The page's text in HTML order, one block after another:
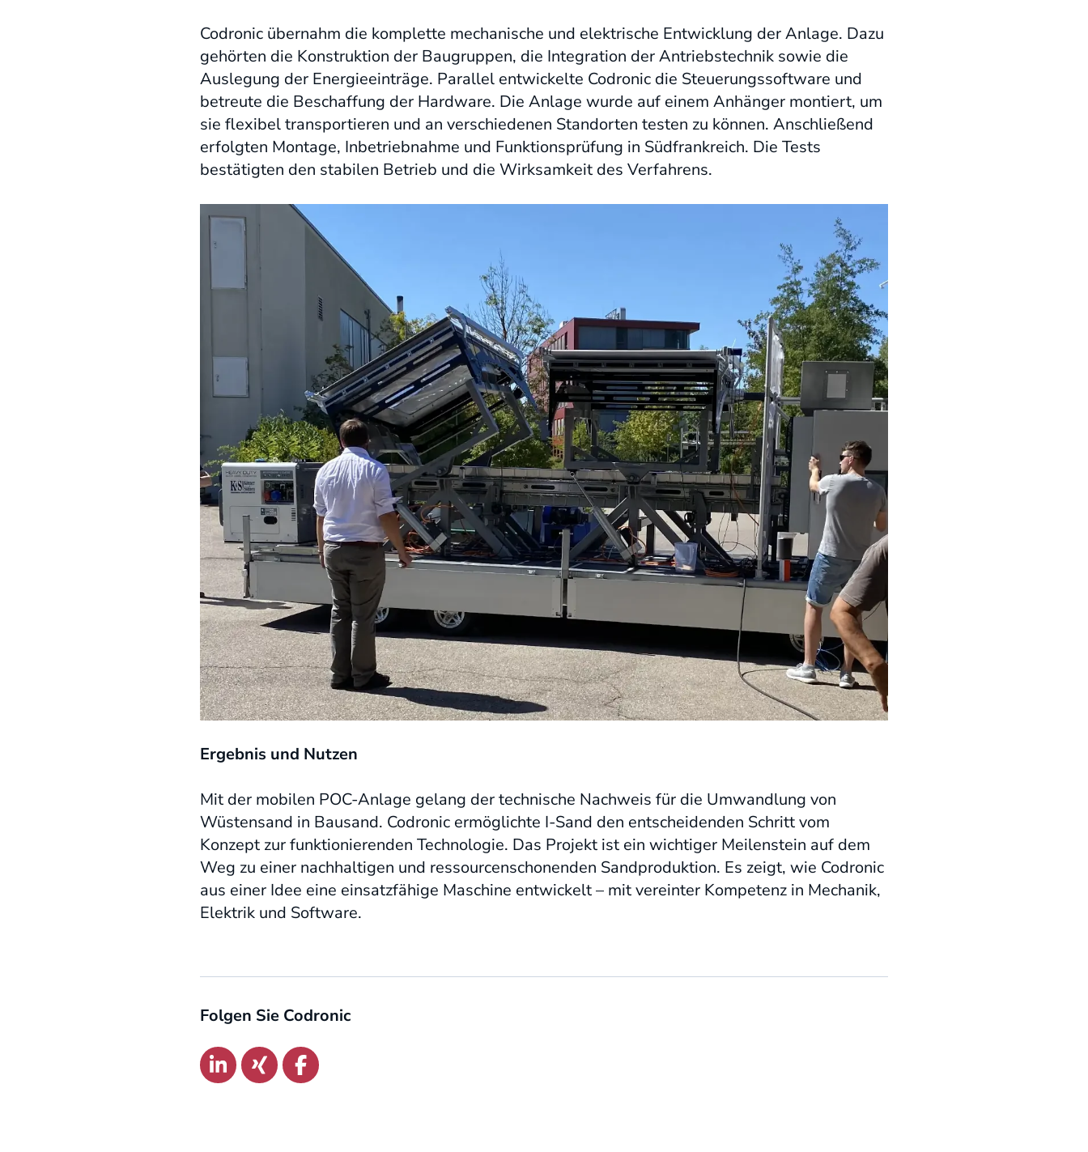
Codronic übernahm die komplette mechanische und elektrische Entwicklung der Anlage. Dazu
gehörten die Konstruktion der Baugruppen, die Integration der Antriebstechnik sowie die
Auslegung der Energieeinträge. Parallel entwickelte Codronic die Steuerungssoftware und
betreute die Beschaffung der Hardware. Die Anlage wurde auf einem Anhänger montiert, um
sie flexibel transportieren und an verschiedenen Standorten testen zu können. Anschließend
erfolgten Montage, Inbetriebnahme und Funktionsprüfung in Südfrankreich. Die Tests
bestätigten den stabilen Betrieb und die Wirksamkeit des Verfahrens.
Ergebnis und Nutzen
Mit der mobilen POC-Anlage gelang der technische Nachweis für die Umwandlung von
Wüstensand in Bausand. Codronic ermöglichte I-Sand den entscheidenden Schritt vom
Konzept zur funktionierenden Technologie. Das Projekt ist ein wichtiger Meilenstein auf dem
Weg zu einer nachhaltigen und ressourcenschonenden Sandproduktion. Es zeigt, wie Codronic
aus einer Idee eine einsatzfähige Maschine entwickelt – mit vereinter Kompetenz in Mechanik,
Elektrik und Software.
Folgen Sie Codronic
Link zu:Link zu:Link zu: